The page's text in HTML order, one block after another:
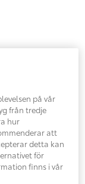
på vår
från tredje
hur
att
detta kan
för
finns i vår